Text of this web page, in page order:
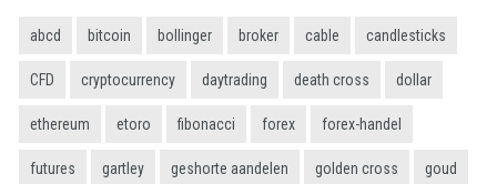
abcd bitcoin bollinger broker cable candlesticks
CFD cryptocurrency daytrading death cross dollar
ethereum etoro fibonacci forex forex-handel
futures gartley geshorte aandelen golden cross goud